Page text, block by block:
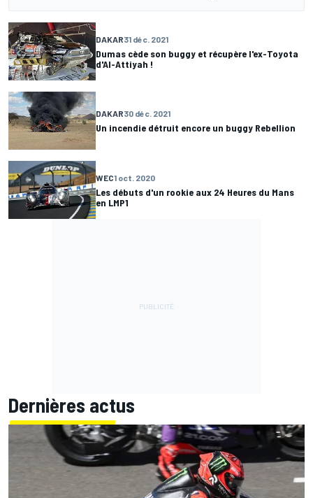
DAKAR31 déc. 2021
Dumas cède son buggy et récupère l'ex-Toyota
d'Al-Attiyah !
DAKAR30 déc. 2021
Un incendie détruit encore un buggy Rebellion
WEC1 oct. 2020
Les débuts d'un rookie aux 24 Heures du Mans
en LMP1
Dernières actus